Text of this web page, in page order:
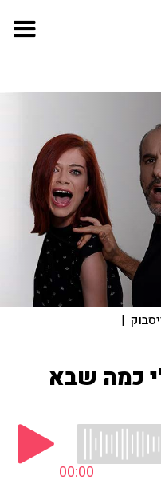
|
כמה שבא
00:00